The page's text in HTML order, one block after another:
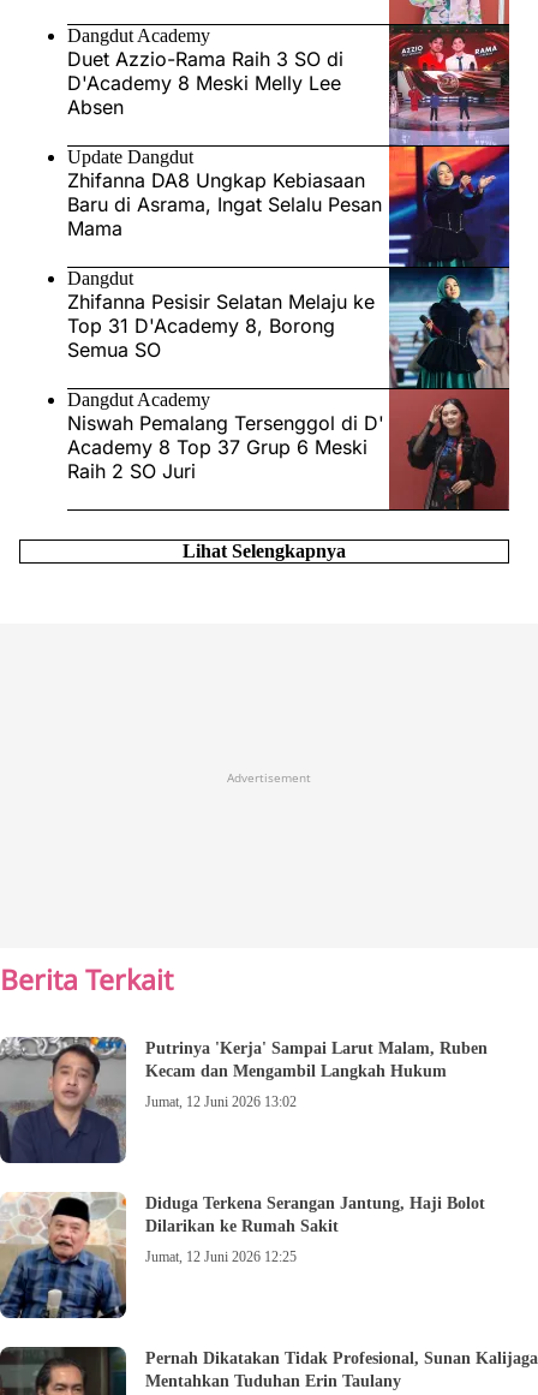
Dangdut Academy
Duet Azzio-Rama Raih 3 SO di
D'Academy 8 Meski Melly Lee
Absen
Update Dangdut
Zhifanna DA8 Ungkap Kebiasaan
Baru di Asrama, Ingat Selalu Pesan
Mama
Dangdut
Zhifanna Pesisir Selatan Melaju ke
Top 31 D'Academy 8, Borong
Semua SO
Dangdut Academy
Niswah Pemalang Tersenggol di D'
Academy 8 Top 37 Grup 6 Meski
Raih 2 SO Juri
Lihat Selengkapnya
Advertisement
Berita Terkait
Putrinya 'Kerja' Sampai Larut Malam, Ruben
Kecam dan Mengambil Langkah Hukum
Jumat, 12 Juni 2026 13:02
Diduga Terkena Serangan Jantung, Haji Bolot
Dilarikan ke Rumah Sakit
Jumat, 12 Juni 2026 12:25
Pernah Dikatakan Tidak Profesional, Sunan Kalijaga
Mentahkan Tuduhan Erin Taulany